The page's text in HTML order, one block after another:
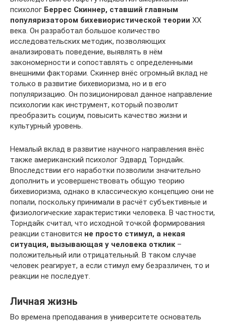
психолог Беррес Скиннер, ставший главным
популяризатором бихевиористической теории XX
века. Он разработал большое количество
исследовательских методик, позволяющих
анализировать поведение, выявлять в нём
закономерности и сопоставлять с определенными
внешними факторами. Скиннер внёс огромный вклад не
только в развитие бихевиоризма, но и в его
популяризацию. Он позиционировал данное направление
психологии как инструмент, который позволит
преобразить социум, повысить качество жизни и
культурный уровень.
Немалый вклад в развитие научного направления внёс
также американский психолог Эдвард Торндайк.
Впоследствии его наработки позволили значительно
дополнить и усовершенствовать общую теорию
бихевиоризма, однако в классическую концепцию они не
попали, поскольку принимали в расчёт субъективные и
физиологические характеристики человека. В частности,
Торндайк считал, что исходной точкой формирования
реакции становится не просто стимул, а некая
ситуация, вызывающая у человека отклик –
положительный или отрицательный. В таком случае
человек реагирует, а если стимул ему безразличен, то и
реакции не последует.
Личная жизнь
Во времена преподавания в университете основатель